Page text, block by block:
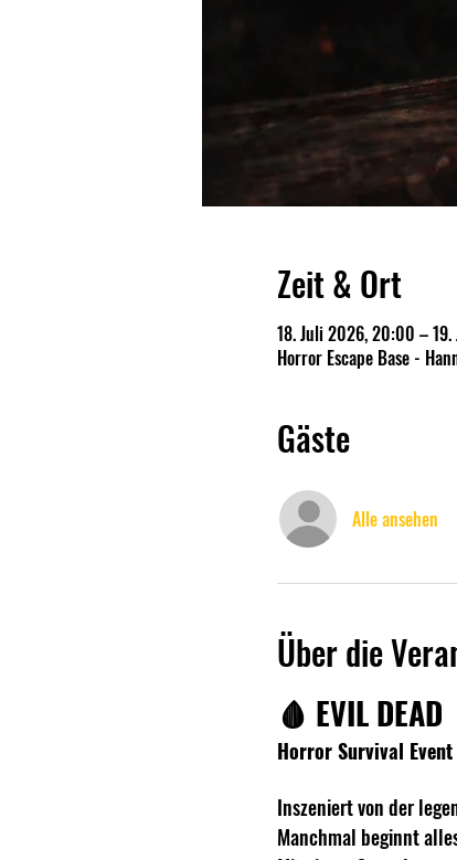
Zeit & Ort
18. Juli 2026, 20:00 –
Horror Escape Base -
Gäste
Alle ansehen
Über die
🩸 EVIL DEAD
Horror Survival
Inszeniert von der
Manchmal beginnt